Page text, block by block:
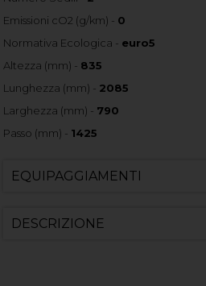
Emissioni cO2 (g/km) - 0
Normativa Ecologica - euro5
Altezza (mm) - 835
Lunghezza (mm) - 2085
Larghezza (mm) - 790
Passo (mm) - 1425
EQUIPAGGIAMENTI
DESCRIZIONE